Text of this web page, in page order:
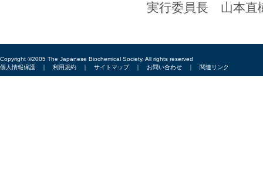
実行委員長 山本直
Copyright ©2005 The Japanese Biochemical Society, All rights reserved
個人情報保護 ｜ 利用規約 ｜ サイトマップ｜ お問い合わせ ｜ 関連リンク